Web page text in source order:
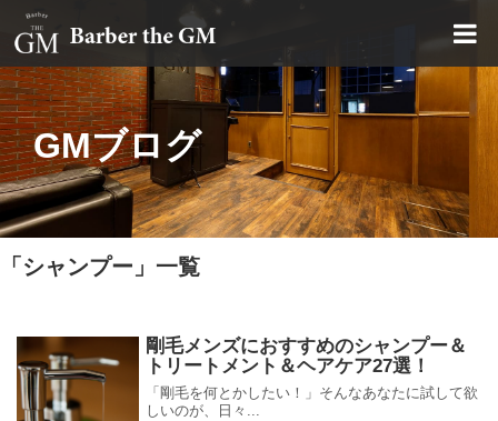
大阪・本町｜大人の散髪屋
GMブログ
「 シャンプー 」 一覧
剛毛メンズにおすすめのシャンプー＆
トリートメント＆ヘアケア27選！
「剛毛を何とかしたい！」そんなあなたに試して欲
しいのが、日々...